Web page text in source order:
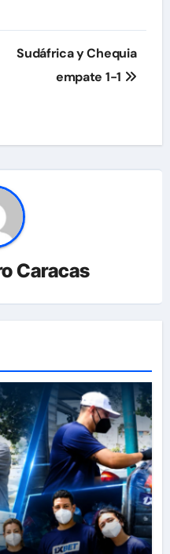
Sudáfrica y Chequia
empate 1-1
Caracas